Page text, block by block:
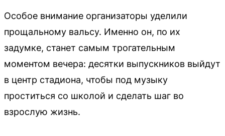
Особое внимание организаторы уделили
прощальному вальсу. Именно он, по их
задумке, станет самым трогательным
моментом вечера: десятки выпускников выйдут
в центр стадиона, чтобы под музыку
проститься со школой и сделать шаг во
взрослую жизнь.